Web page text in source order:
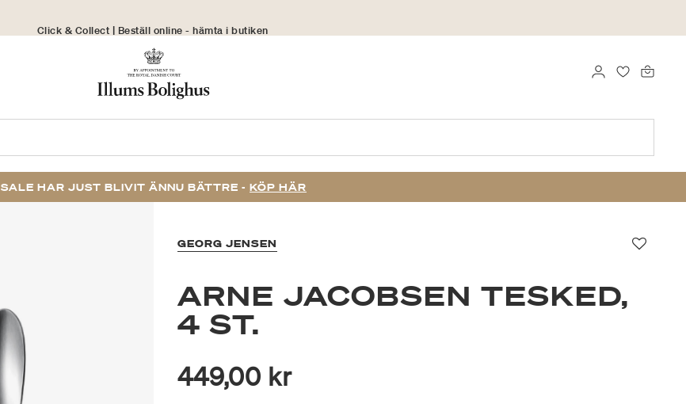
30 dagars returrätt
FAVORITER
LOGGA IN
SALE HAR JUST BLIVIT ÄNNU BÄTTRE - KÖP HÄR
GEORG JENSEN
ARNE JACOBSEN TESKED,
4 ST.
449,00 kr